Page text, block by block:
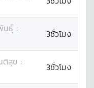
นธุ์ :
3ชั่วโมง
ติสุข :
3ชั่วโมง